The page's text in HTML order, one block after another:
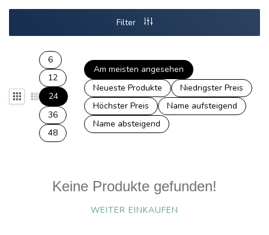
Filter
6
12
24
36
48
Am meisten angesehen
Neueste Produkte
Niedrigster Preis
Höchster Preis
Name aufsteigend
Name absteigend
Keine Produkte gefunden!
WEITER EINKAUFEN